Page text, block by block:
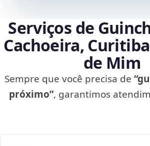
Serviços de
Cachoeira,
de Mim
Sempre que você precisa de
próximo”, garantimos